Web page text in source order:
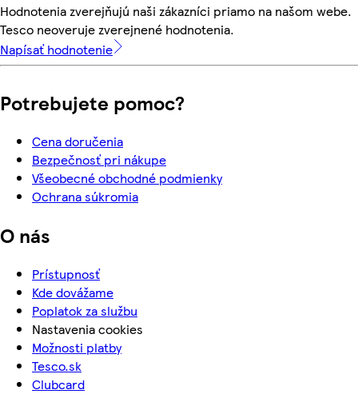
Hodnotenia zverejňujú naši zákazníci priamo na našom webe.
Tesco neoveruje zverejnené hodnotenia.
Napísať hodnotenie
Potrebujete pomoc?
Cena doručenia
Bezpečnosť pri nákupe
Všeobecné obchodné podmienky
Ochrana súkromia
O nás
Prístupnosť
Kde dovážame
Poplatok za službu
Nastavenia cookies
Možnosti platby
Tesco.sk
Clubcard